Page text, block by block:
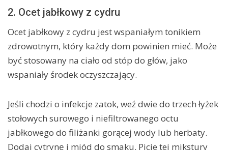
2. Ocet jabłkowy z cydru
Ocet jabłkowy z cydru jest wspaniałym tonikiem
zdrowotnym, który każdy dom powinien mieć. Może
być stosowany na ciało od stóp do głów, jako
wspaniały środek oczyszczający.
Jeśli chodzi o infekcje zatok, weź dwie do trzech łyżek
stołowych surowego i niefiltrowanego octu
jabłkowego do filiżanki gorącej wody lub herbaty.
Dodaj cytrynę i miód do smaku. Picie tej mikstury